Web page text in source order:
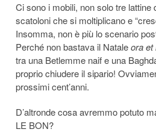
Ci sono i mobili, non solo tre
scatoloni che si moltiplicano e
Insomma, non è più lo scenario
Perché non bastava il Nataleora et
tra una Betlemme naif e una
proprio chiudere il sipario!
prossimi cent’anni.
D’altronde cosa avremmo potuto
LE BON?